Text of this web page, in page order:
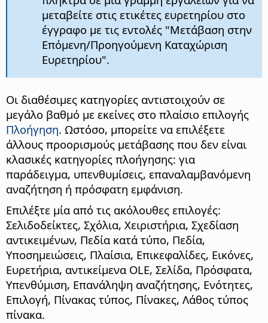
μεταβείτε στις ετικέτες ευρετηρίου στο
έγγραφο με τις εντολές "Μετάβαση στην
Επόμενη/Προηγούμενη Καταχώριση
Ευρετηρίου".
Οι διαθέσιμες κατηγορίες αντιστοιχούν σε
μεγάλο βαθμό με εκείνες στο πλαίσιο επιλογής
Πλοήγηση. Ωστόσο, μπορείτε να επιλέξετε
άλλους προορισμούς μετάβασης που δεν είναι
κλασικές κατηγορίες πλοήγησης: για
παράδειγμα, υπενθυμίσεις, επαναλαμβανόμενη
αναζήτηση ή πρόσφατη εμφάνιση.
Επιλέξτε μία από τις ακόλουθες επιλογές:
Σελιδοδείκτες, Σχόλια, Χειριστήρια, Σχεδίαση
αντικειμένων, Πεδία κατά τύπο, Πεδία,
Υποσημειώσεις, Πλαίσια, Επικεφαλίδες, Εικόνες,
Ευρετήρια, αντικείμενα OLE, Σελίδα, Πρόσφατα,
Υπενθύμιση, Επανάληψη αναζήτησης, Ενότητες,
Επιλογή, Πίνακας τύπος, Πίνακες, Λάθος τύπος
πίνακα.